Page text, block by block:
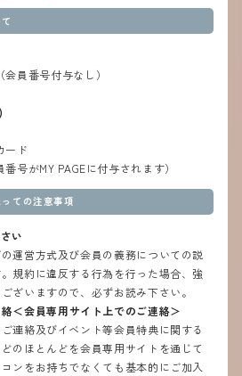
員番号付与なし）
ード
番号がMY PAGEに付与されます）
ての注意事項
い
運営方式及び会員の義務についての説
規約に違反する行為を行った場合、強
ざいますので、必ずお読み下さい。
＜会員専用サイト上でのご連絡＞
連絡及びイベント等会員特典に関する
のほとんどを会員専用サイトを通じて
ンをお持ちでなくても基本的にご加入